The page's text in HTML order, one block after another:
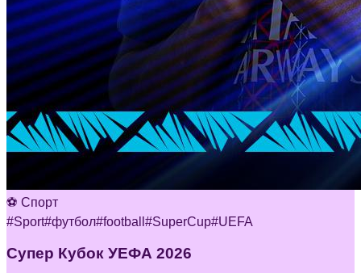
⚽ Спорт
#Sport#футбол#football #SuperCup#UEFA
Супер Кубок УЕФА 2026